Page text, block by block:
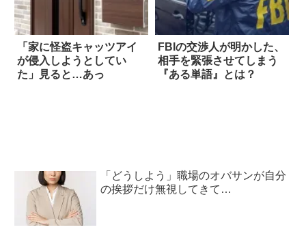
「家に怪盗キャッツアイ
が侵入しようとしてい
た」見ると…あっ
FBIの交渉人が明かした、
相手を緊張させてしまう
『ある単語』とは？
「どうしよう」職場のオバサンが自分
の挨拶だけ無視してきて…